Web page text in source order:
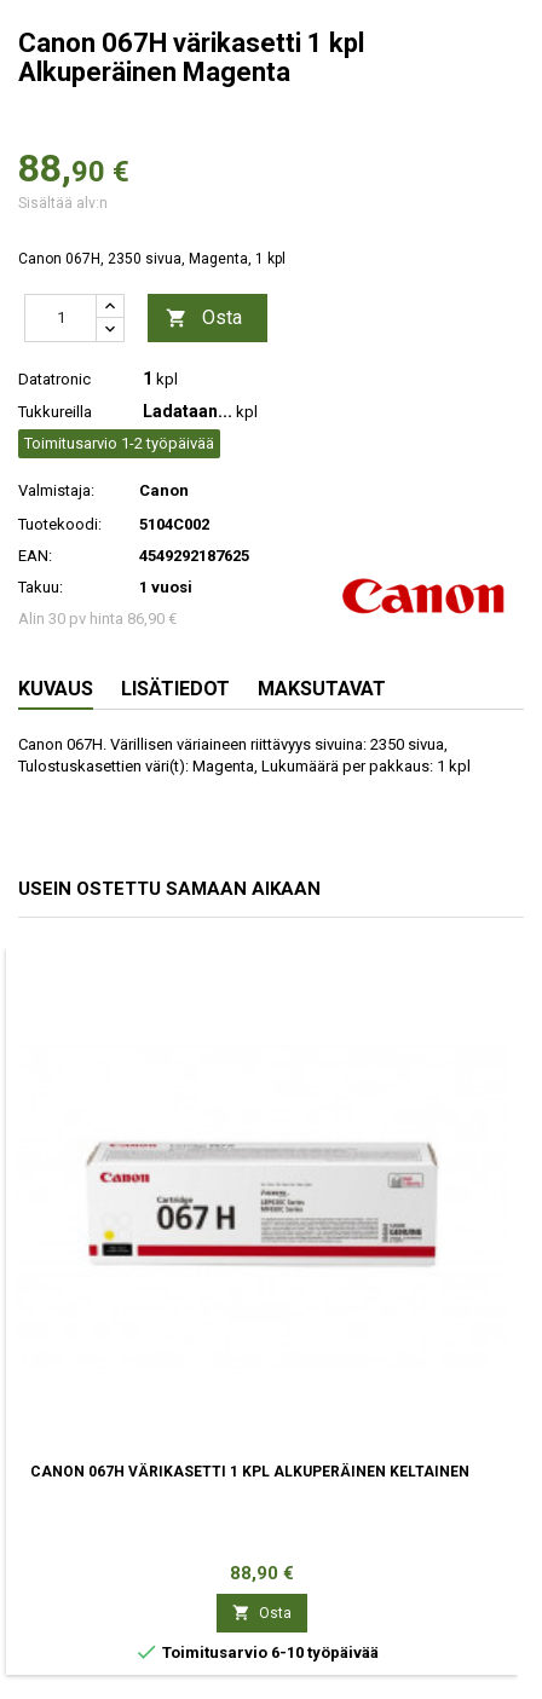
Canon 067H värikasetti 1 kpl
Alkuperäinen Magenta
88,90 €
Sisältää alv:n
Canon 067H, 2350 sivua, Magenta, 1 kpl
 Osta
Datatronic 1 kpl
Tukkureilla
Ladataan... kpl
Toimitusarvio 1-2 työpäivää
Valmistaja:
Canon
Tuotekoodi:
5104C002
EAN:
4549292187625
Takuu:
1 vuosi
Alin 30 pv hinta 86,90 €
KUVAUS LISÄTIEDOT MAKSUTAVAT
Canon 067H. Värillisen väriaineen riittävyys sivuina: 2350 sivua,
Tulostuskasettien väri(t): Magenta, Lukumäärä per pakkaus: 1 kpl
USEIN OSTETTU SAMAAN AIKAAN
CANON 067H VÄRIKASETTI 1 KPL ALKUPERÄINEN KELTAINEN
Hinta
88,90 €
 Osta
 Toimitusarvio 6-10 työpäivää